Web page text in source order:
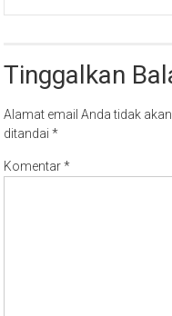
Tinggalkan
Alamat email Anda tidak
ditandai*
Komentar*